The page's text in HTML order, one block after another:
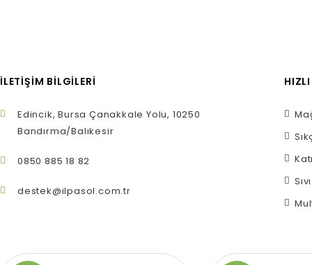
İLETIŞIM BILGILERI
Edincik, Bursa Çanakkale Yolu, 10250
Bandırma/Balıkesir
0850 885 18 82
destek@ilpasol.com.tr